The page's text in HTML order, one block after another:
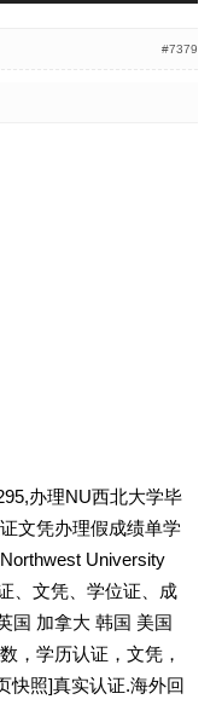
#7379
办理NU西北大学毕
文凭办理假成绩单学
University
、文凭、学位证、成
国 加拿大 韩国 美国
，学历认证，文凭，
快照]真实认证.海外回